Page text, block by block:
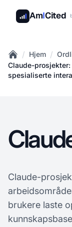
AmICited
Home
/ Hjem /
Claude-
spesialiserte
Claude-
brukere laste